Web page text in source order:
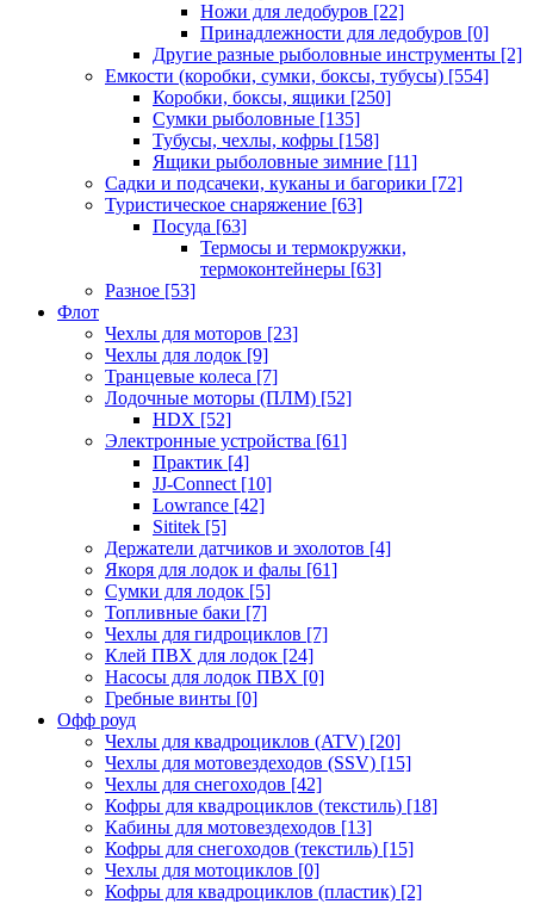
Ножи для ледобуров [22]
Принадлежности для ледобуров [0]
Другие разные рыболовные инструменты [2]
Емкости (коробки, сумки, боксы, тубусы) [554]
Коробки, боксы, ящики [250]
Сумки рыболовные [135]
Тубусы, чехлы, кофры [158]
Ящики рыболовные зимние [11]
Садки и подсачеки, куканы и багорики [72]
Туристическое снаряжение [63]
Посуда [63]
Термосы и термокружки,
термоконтейнеры [63]
Разное [53]
Флот
Чехлы для моторов [23]
Чехлы для лодок [9]
Транцевые колеса [7]
Лодочные моторы (ПЛМ) [52]
HDX [52]
Электронные устройства [61]
Практик [4]
JJ-Connect [10]
Lowrance [42]
Sititek [5]
Держатели датчиков и эхолотов [4]
Якоря для лодок и фалы [61]
Сумки для лодок [5]
Топливные баки [7]
Чехлы для гидроциклов [7]
Клей ПВХ для лодок [24]
Насосы для лодок ПВХ [0]
Гребные винты [0]
Офф роуд
Чехлы для квадроциклов (ATV) [20]
Чехлы для мотовездеходов (SSV) [15]
Чехлы для снегоходов [42]
Кофры для квадроциклов (текстиль) [18]
Кабины для мотовездеходов [13]
Кофры для снегоходов (текстиль) [15]
Чехлы для мотоциклов [0]
Кофры для квадроциклов (пластик) [2]